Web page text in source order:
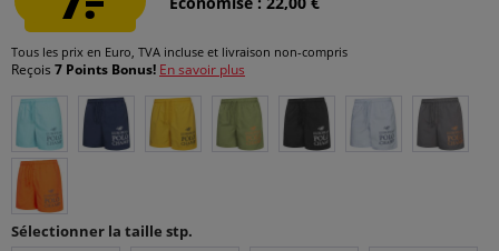
Tous les prix en Euro, TVA incluse et livraison non-compris
Reçois 7 Points Bonus! En savoir plus
Sélectionner la taille stp.